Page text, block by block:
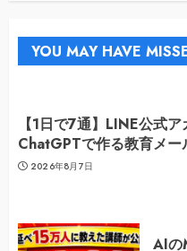
YOU MAY HAVE
【1日で7通】LINE公式
ChatGPTで作る教育メー
2026年8月7日
AIの